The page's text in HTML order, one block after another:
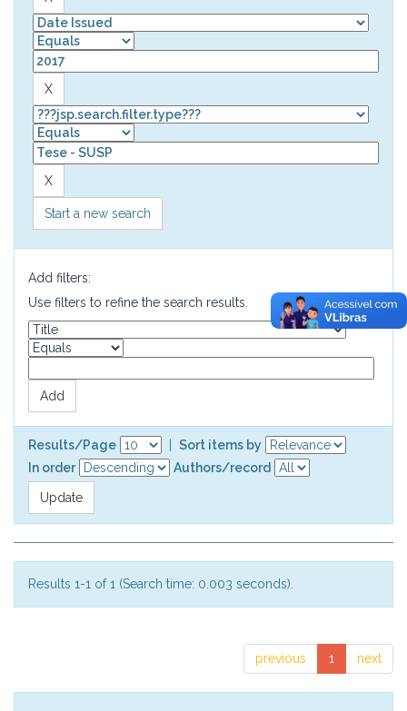
Start a new search
Add filters:
Use filters to refine the search results.
Results/Page
Sort items by
In order
Authors/record
Results 1-1 of 1 (Search time: 0.003 seconds).
previous 1 next